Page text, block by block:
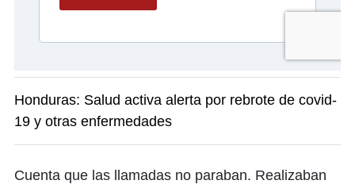
Honduras: Salud activa alerta por rebrote de covid-
19 y otras enfermedades
Cuenta que las llamadas no paraban. Realizaban